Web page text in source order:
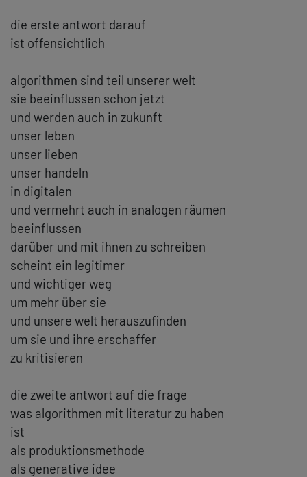
die erste antwort darauf
ist offensichtlich
algorithmen sind teil unserer welt
sie beeinflussen schon jetzt
und werden auch in zukunft
unser leben
unser lieben
unser handeln
in digitalen
und vermehrt auch in analogen räumen
beeinflussen
darüber und mit ihnen zu schreiben
scheint ein legitimer
und wichtiger weg
um mehr über sie
und unsere welt herauszufinden
um sie und ihre erschaffer
zu kritisieren
die zweite antwort auf die frage
was algorithmen mit literatur zu haben
ist
als produktionsmethode
als generative idee